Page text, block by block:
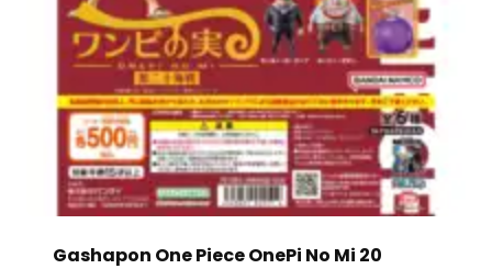
Gashapon One Piece OnePi No Mi 20